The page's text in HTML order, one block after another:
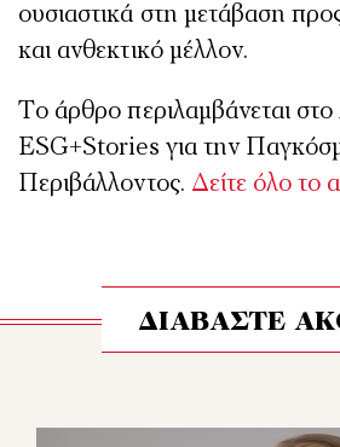
ουσιαστικά στη μετάβαση
και ανθεκτικό μέλλον.
Το άρθρο περιλαμβάνεται
ESG+Stories για την
Περιβάλλοντος. Δείτε όλο το
ΔΙΑΒΑΣΤΕ